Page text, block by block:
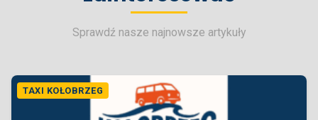
Sprawdź nasze najnowsze artykuły
TAXI KOŁOBRZEG